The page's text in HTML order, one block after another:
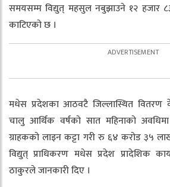
समयसम्म विद्युत् महसुल नबुझाउने १२ हजार
काटिएको छ ।
मधेस प्रदेशका आठवटै जिल्लास्थित वितरण
चालु आर्थिक वर्षको सात महिनाको
ग्राहकको लाइन कट्टा गरी रु ६४ करोड ३५
विद्युत् प्राधिकरण मधेस प्रदेश प्रादेशिक
ठाकुरले जानकारी दिए ।